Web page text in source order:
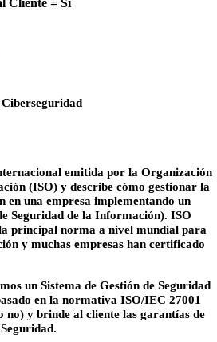
Cliente = Si
emitida por la Organización
(ISO) y describe cómo gestionar la
en una empresa implementando un
Seguridad de la Información). ISO
principal norma a nivel mundial para
y muchas empresas han certificado
un Sistema de Gestión de Seguridad
en la normativa ISO/IEC 27001
no) y brinde al cliente las garantías de